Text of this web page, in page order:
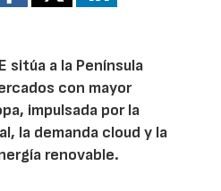
sitúa a la Península
con mayor
impulsada por la
la demanda cloud y la
renovable.